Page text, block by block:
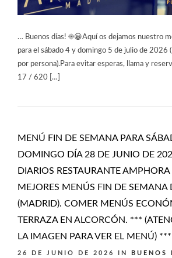
… Buenos días! ☀️😀Aquí os dejamos nuestro
para el sábado 4 y domingo 5 de julio de 2026
por persona).Para evitar esperas, llama y
17 / 620 […]
MENÚ FIN DE SEMANA PARA
DOMINGO DÍA 28 DE JUNIO DE
DIARIOS RESTAURANTE AMPHORA
MEJORES MENÚS FIN DE SEMANA
(MADRID). COMER MENÚS
TERRAZA EN ALCORCÓN. ***
LA IMAGEN PARA VER EL MENÚ) ***
26 DE JUNIO DE 2026 IN
BUENOS